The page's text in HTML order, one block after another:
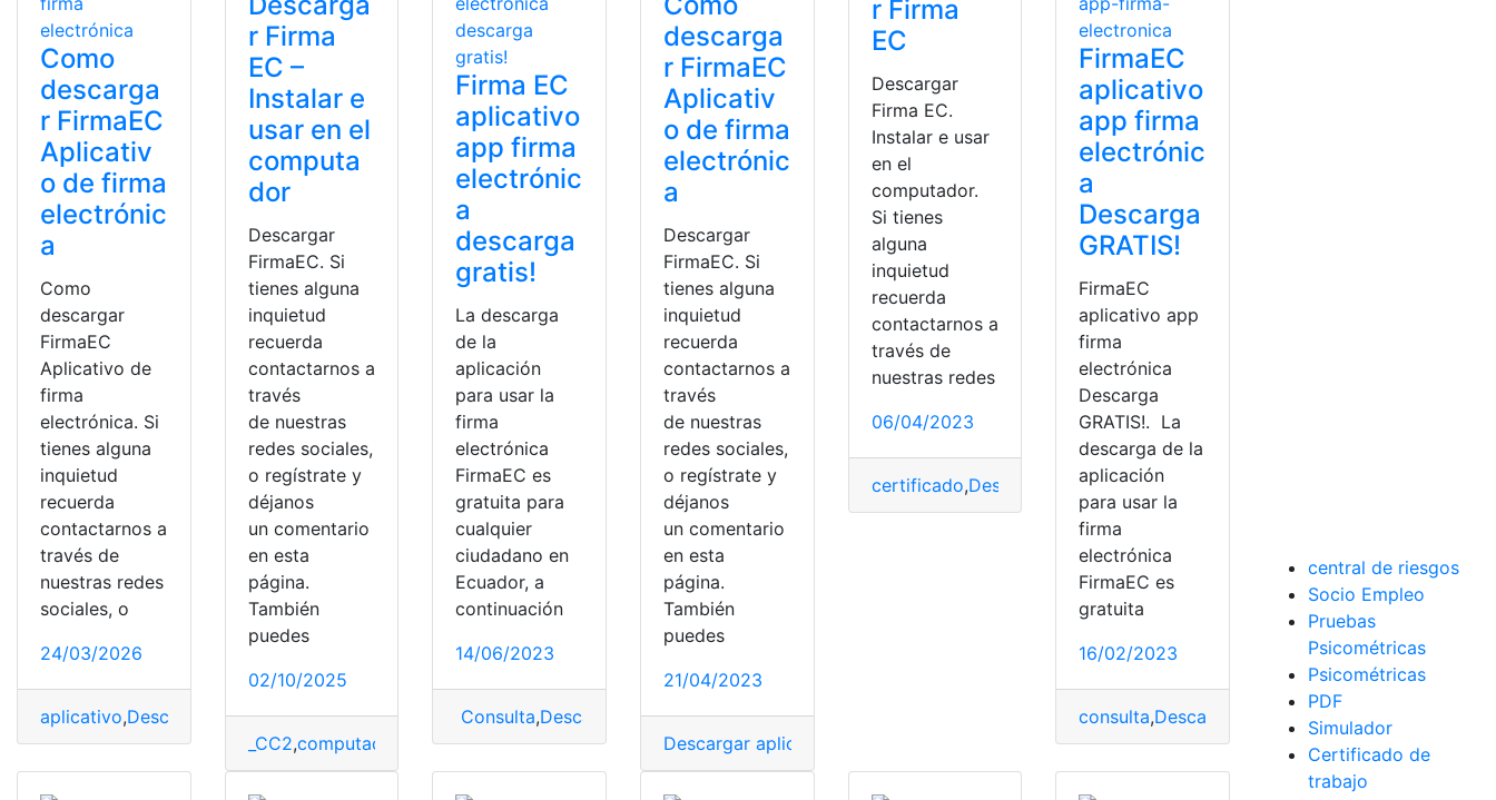
Como
descarga
r FirmaEC
Aplicativ
o de firma
electrónic
a
Como
descargar
FirmaEC
Aplicativo de
firma
electrónica. Si
tienes alguna
inquietud
recuerda
contactarnos a
través de
nuestras redes
sociales, o
24/03/2026
aplicativo,Descargar firma electrónica,firmaEc Gobierno Electrónico
r Firma
EC –
Instalar e
usar en el
computa
dor
Descargar
FirmaEC. Si
tienes alguna
inquietud
recuerda
contactarnos a
través
de nuestras
redes sociales,
o regístrate y
déjanos
un comentario
en esta
página.
También
puedes
02/10/2025
_CC2,computadora Descargar,firmaEc,Instalar
Firma EC
aplicativo
app firma
electrónic
a
descarga
gratis!
La descarga
de la
aplicación
para usar la
firma
electrónica
FirmaEC es
gratuita para
cualquier
ciudadano en
Ecuador, a
continuación
14/06/2023
Consulta,Descargar Descargar Firma EC,Firma
descarga
r FirmaEC
Aplicativ
o de firma
electrónic
a
Descargar
FirmaEC. Si
tienes alguna
inquietud
recuerda
contactarnos a
través
de nuestras
redes sociales,
o regístrate y
déjanos
un comentario
en esta
página.
También
puedes
21/04/2023
Descargar aplicativo Firma EC Descargar Firma EC,Ecuador,firmaEc
r Firma
EC
Descargar
Firma EC.
Instalar e usar
en el
computador.
Si tienes
alguna
inquietud
recuerda
contactarnos a
través de
nuestras redes
06/04/2023
certificado,Descargar Descargar Firma EC
FirmaEC
aplicativo
app firma
electrónic
a
Descarga
GRATIS!
FirmaEC
aplicativo app
firma
electrónica
Descarga
GRATIS!. La
descarga de la
aplicación
para usar la
firma
electrónica
FirmaEC es
gratuita
16/02/2023
consulta,Descargar Firma EC Ecuador
central de riesgos
Socio Empleo
Pruebas
Psicométricas
Psicométricas
PDF
Simulador
Certificado de
trabajo